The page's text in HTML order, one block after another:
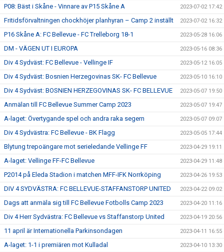
P08: Bäst i Skåne - Vinnare av P15 Skåne A 2023-07-02 17:42
Fritidsförvaltningen chockhöjer planhyran – Camp 2 inställt 2023-07-02 16:32
P16 Skåne A: FC Bellevue - FC Trelleborg 18-1 2023-05-28 16:06
DM - VÄGEN UT I EUROPA 2023-05-16 08:36
Div 4 Sydväst: FC Bellevue - Vellinge IF 2023-05-12 16:05
Div 4 Sydväst: Bosnien Herzegovinas SK- FC Bellevue 2023-05-10 16:10
Div 4 Sydväst: BOSNIEN HERZEGOVINAS SK- FC BELLEVUE 2023-05-07 19:50
Anmälan till FC Bellevue Summer Camp 2023 2023-05-07 19:47
A-laget: Övertygande spel och andra raka segern 2023-05-07 09:07
Div 4 Sydvästra: FC Bellevue - BK Flagg 2023-05-05 17:44
Blytung trepoängare mot serieledande Vellinge FF 2023-04-29 19:11
A-laget: Vellinge FF-FC Bellevue 2023-04-29 11:48
P2014 på Eleda Stadion i matchen MFF-IFK Norrköping 2023-04-26 19:53
DIV 4 SYDVÄSTRA: FC BELLEVUE-STAFFANSTORP UNITED 2023-04-22 09:02
Dags att anmäla sig till FC Bellevue Fotbolls Camp 2023 2023-04-20 11:16
Div 4 Herr Sydvästra: FC Bellevue vs Staffanstorp United 2023-04-19 20:56
11 april är Internationella Parkinsondagen 2023-04-11 16:55
A-laget: 1-1 i premiären mot Kulladal 2023-04-10 13:30